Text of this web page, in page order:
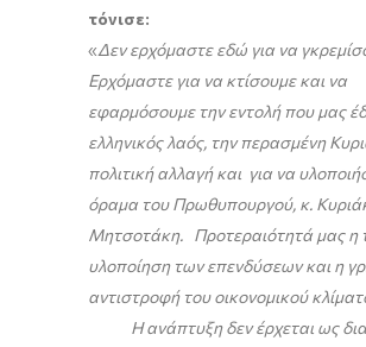
τόνισε:
«Δεν ερχόμαστε εδώ για να
Ερχόμαστε για να κτίσουμε και να
εφαρμόσουμε την εντολή που μας
ελληνικός λαός, την περασμένη
πολιτική αλλαγή και για να
όραμα του Πρωθυπουργού, κ.
Μητσοτάκη. Προτεραιότητά μας η
υλοποίηση των επενδύσεων και η
αντιστροφή του οικονομικού
Η ανάπτυξη δεν έρχεται ως δια